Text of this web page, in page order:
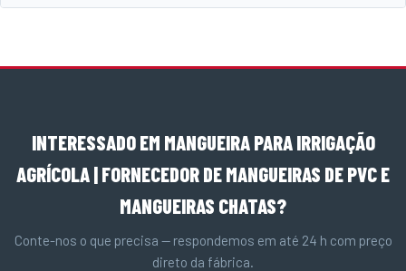
INTERESSADO EM MANGUEIRA PARA IRRIGAÇÃO
AGRÍCOLA | FORNECEDOR DE MANGUEIRAS DE PVC E
MANGUEIRAS CHATAS?
Conte-nos o que precisa — respondemos em até 24 h com preço
direto da fábrica.